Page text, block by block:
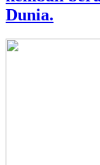
Dunia.